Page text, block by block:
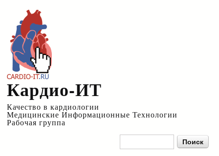
Кардио-ИТ
Качество в кардиологии
Медицинские Информационные Технологии
Рабочая группа
Форма поиска